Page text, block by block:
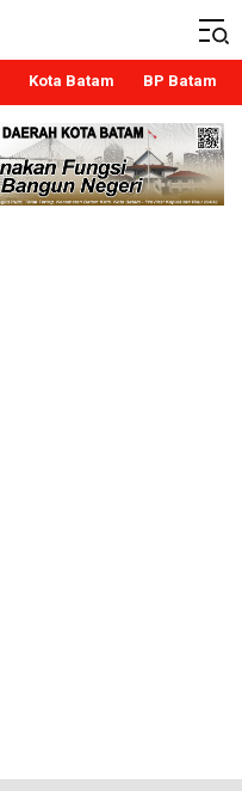
Kota Batam BP Batam